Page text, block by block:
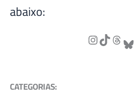
abaixo:
CATEGORIAS: